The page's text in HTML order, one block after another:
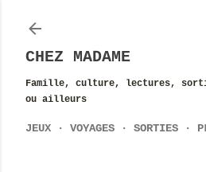
CHEZ MADAME
Famille, culture, lectures,
ou ailleurs
JEUX VOYAGES SORTIES